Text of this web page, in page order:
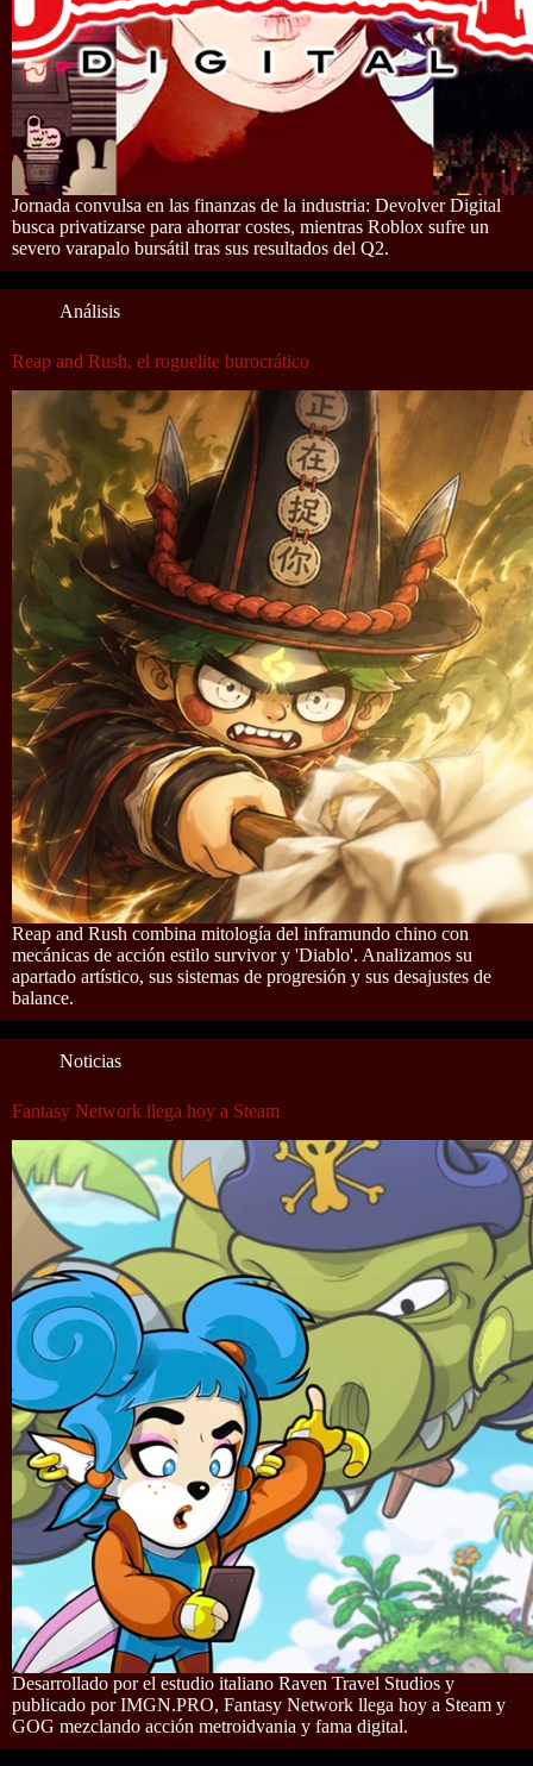
Jornada convulsa en las finanzas de la industria: Devolver Digital
busca privatizarse para ahorrar costes, mientras Roblox sufre un
severo varapalo bursátil tras sus resultados del Q2.
Análisis
Reap and Rush, el roguelite burocrático
Reap and Rush combina mitología del inframundo chino con
mecánicas de acción estilo survivor y 'Diablo'. Analizamos su
apartado artístico, sus sistemas de progresión y sus desajustes de
balance.
Noticias
Fantasy Network llega hoy a Steam
Desarrollado por el estudio italiano Raven Travel Studios y
publicado por IMGN.PRO, Fantasy Network llega hoy a Steam y
GOG mezclando acción metroidvania y fama digital.